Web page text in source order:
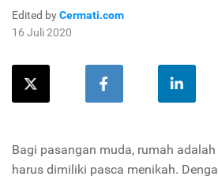
Edited byCermati.com
16 Juli 2020
Bagi pasangan muda, rumah
harus dimiliki pasca menikah.